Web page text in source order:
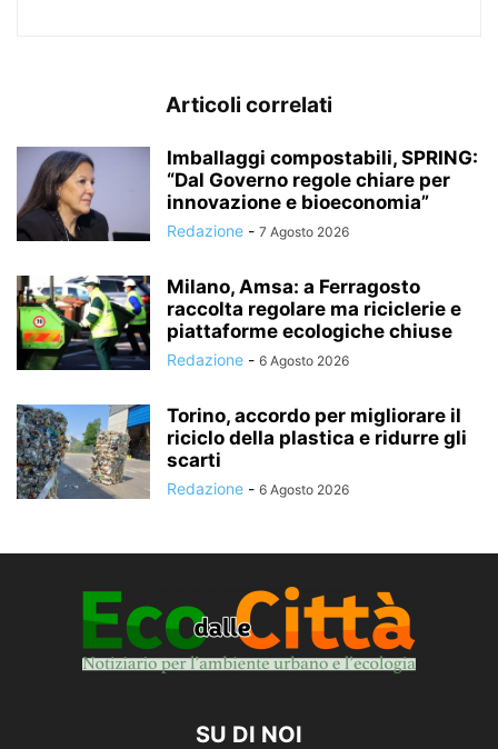
Articoli correlati
Imballaggi compostabili, SPRING:
“Dal Governo regole chiare per
innovazione e bioeconomia”
Redazione - 7 Agosto 2026
Milano, Amsa: a Ferragosto
raccolta regolare ma riciclerie e
piattaforme ecologiche chiuse
Redazione - 6 Agosto 2026
Torino, accordo per migliorare il
riciclo della plastica e ridurre gli
scarti
Redazione - 6 Agosto 2026
SU DI NOI